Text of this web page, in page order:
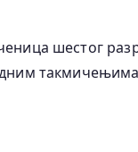
шестог